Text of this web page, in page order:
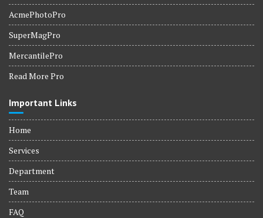
AcmePhotoPro
SuperMagPro
MercantilePro
Read More Pro
Important Links
Home
Services
Department
Team
FAQ